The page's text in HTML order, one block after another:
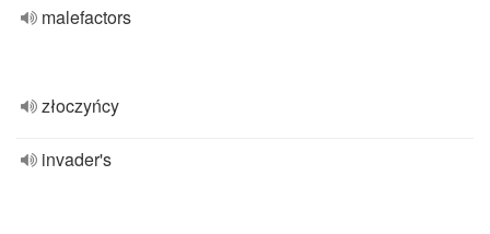
malefactors
złoczyńcy
invader's